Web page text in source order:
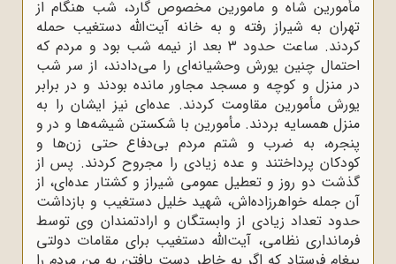
مأمورین شاه و مامورین مخصوص گارد، شب هنگام از
تهران به شیراز رفته و به خانه آیت‌الله دستغیب حمله
کردند. ساعت حدود 3 بعد از نیمه شب بود و مردم که
احتمال چنین یورش وحشیانه‌ای را می‌دادند، از سر شب
در منزل و کوچه و مسجد مجاور مانده بودند و در برابر
یورش مأمورین مقاومت ‌کردند. عده‌ای نیز ایشان را به
منزل همسایه بردند. مأمورین با شکستن شیشه‌ها و در و
پنجره، به ضرب و شتم مردم بی‌دفاع حتی زن‌ها و
کودکان پرداختند و عده زیادی را مجروح کردند. پس از
گذشت دو روز و تعطیل عمومی شیراز و کشتار عده‌ای، از
آن جمله خواهرزاده‌اش، شهید خلیل دستغیب و بازداشت
حدود تعداد زیادی از وابستگان و ارادتمندان وی توسط
فرمانداری نظامی، آیت‌الله دستغیب برای مقامات دولتی